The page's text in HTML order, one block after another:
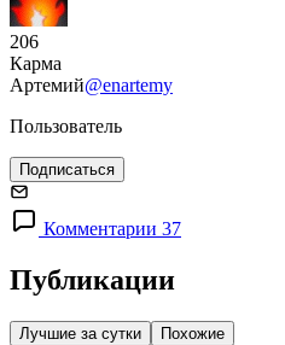
206
Карма
Артемий@enartemy
Пользователь
Подписаться
Комментарии 37
Публикации
Лучшие за сутки Похожие